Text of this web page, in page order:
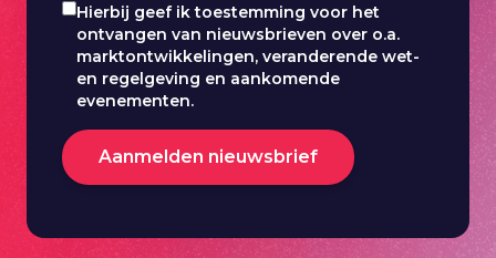
Hierbij geef ik toestemming voor het
ontvangen van nieuwsbrieven over o.a.
marktontwikkelingen, veranderende wet-
en regelgeving en aankomende
evenementen.
Aanmelden nieuwsbrief